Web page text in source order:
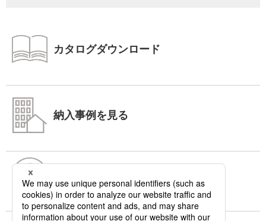
カタログダウンロード
納入事例を見る